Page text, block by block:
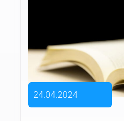
24.04.2024